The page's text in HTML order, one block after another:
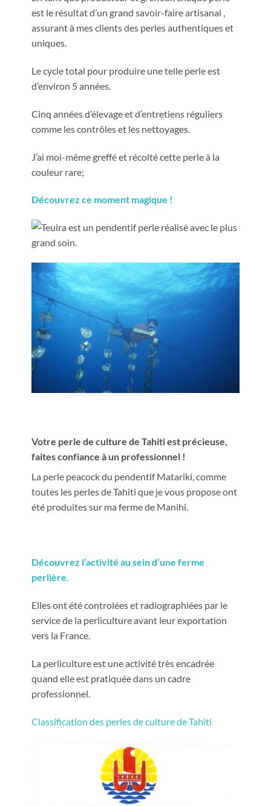
est le résultat d’un grand savoir-faire artisanal ,
assurant à mes clients des perles authentiques et
uniques.
Le cycle total pour produire une telle perle est
d’environ 5 années.
Cinq années d’élevage et d’entretiens réguliers
comme les contrôles et les nettoyages.
J’ai moi-même greffé et récolté cette perle à la
couleur rare;
Découvrez ce moment magique !
Votre perle de culture de Tahiti est précieuse,
faites confiance à un professionnel !
La perle peacock du pendentif Matariki, comme
toutes les perles de Tahiti que je vous propose ont
été produites sur ma ferme de Manihi.
Découvrez l’activité au sein d’une ferme
perlière.
Elles ont été controlées et radiographiées par le
service de la perliculture avant leur exportation
vers la France.
La perliculture est une activité très encadrée
quand elle est pratiquée dans un cadre
professionnel.
Classification des perles de culture de Tahiti